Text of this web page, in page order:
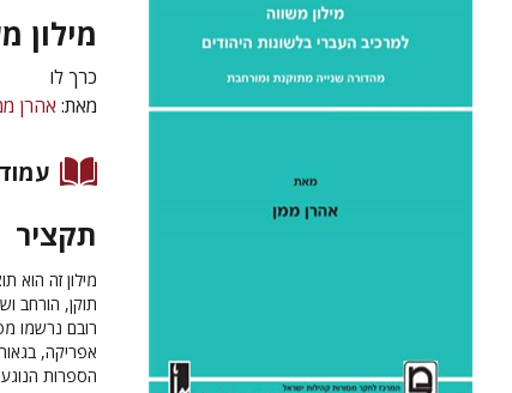
מילון
כרך לו
מאת: אהרן
תקציר
מילון זה
אפריקה,
הספרות